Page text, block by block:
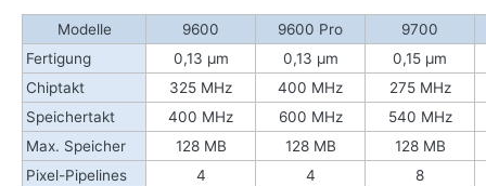
Modelle 9600 9600 Pro
9700
Fertigung
0,13 µm 0,13 µm
0,15 µm
Chiptakt
325 MHz 400 MHz
275 MHz
Speichertakt
400 MHz 600 MHz
540 MHz
Max. Speicher
128 MB 128 MB
128 MB
Pixel-Pipelines
4 4
8